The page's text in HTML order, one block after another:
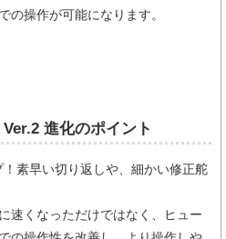
の操作が可能になります。
進化のポイント
素早い切り返しや、細かい修正舵
速くなっただけではなく、ヒュー